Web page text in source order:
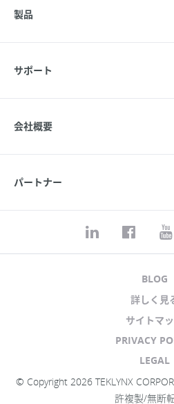
製品
サポート
会社概要
パートナー
© Copyright 2026 TEKLYNX
許複製/無断転
BLOG
詳しく見
サイトマ
PRIVACY
LEGAL